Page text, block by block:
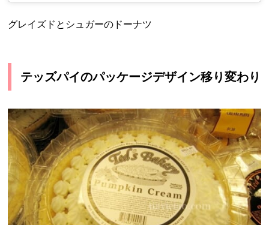
グレイズドとシュガーのドーナツ
テッズパイのパッケージデザイン移り変わり